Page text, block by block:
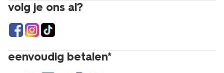
volg je ons al?
eenvoudig betalen*